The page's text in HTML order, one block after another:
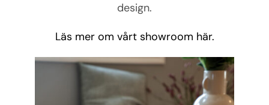
design.
Läs mer om vårt showroom här.